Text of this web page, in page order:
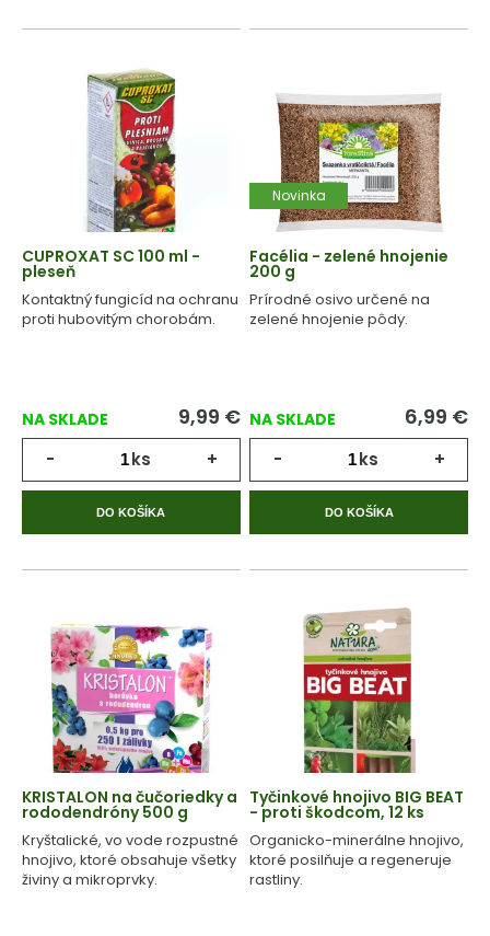
CUPROXAT SC 100 ml -
pleseň
Kontaktný fungicíd na ochranu
proti hubovitým chorobám.
NA SKLADE 9,99 €
- ks +
DO KOŠÍKA
Novinka
Facélia - zelené hnojenie
200 g
Prírodné osivo určené na
zelené hnojenie pôdy.
NA SKLADE 6,99 €
- ks +
DO KOŠÍKA
KRISTALON na čučoriedky a
rododendróny 500 g
Kryštalické, vo vode rozpustné
hnojivo, ktoré obsahuje všetky
živiny a mikroprvky.
Tyčinkové hnojivo BIG BEAT
- proti škodcom, 12 ks
Organicko-minerálne hnojivo,
ktoré posilňuje a regeneruje
rastliny.